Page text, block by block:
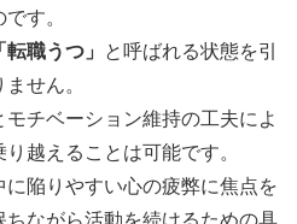
す。
転職うつ」
と呼ばれる状態を引
せん。
チベーション維持の工夫によ
越えることは可能です。
陥りやすい心の疲弊に焦点を